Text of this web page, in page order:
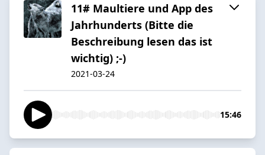
11# Maultiere und App des
Jahrhunderts (Bitte die
Beschreibung lesen das ist
wichtig) ;-)
2021-03-24
15:46